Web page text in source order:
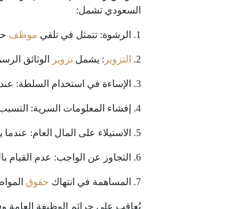
السعودي تشمل:
1. الرشوة: تتمثل في تلقي موظف
2. التزوير : يشمل تزوير الوثائق
3. الإساءة في استخدام السلطة: عندما يستخدم موظف حكومي سلطته أو نفوذه بطريقة غير مشروعة لتحقيق مكاسب شخصية أو مصالح خاصة.
4. إفشاء المعلومات السرية: التسبب في إفشاء المعلومات السرية أو الحصول عليها بطرق غير قانونية.
5. الاستيلاء على المال العام: عندما يقوم موظف حكومي بسرقة أموال الدولة أو المال العام.
6. التجاوز عن الواجب: عدم القيام بالواجب الرسمي بشكل مناسب أو الإهمال في القيام بالمهام الموكلة له.
7. المساهمة في انتهاك حقوق
يُعاقب على جرائم الوظيفة العامة